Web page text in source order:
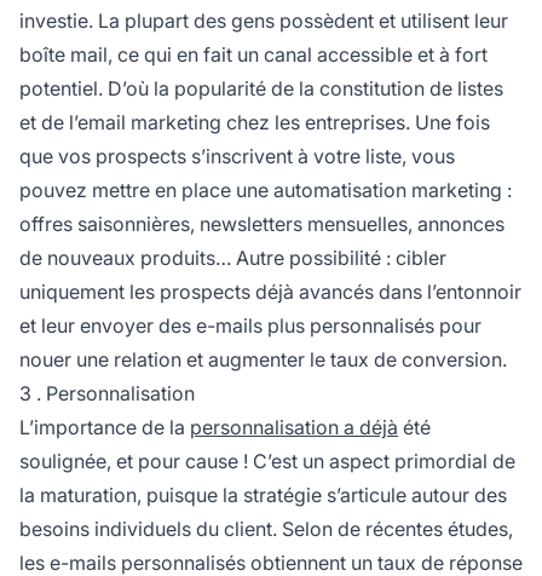
investie. La plupart des gens possèdent et utilisent leur
boîte mail, ce qui en fait un canal accessible et à fort
potentiel. D’où la popularité de la constitution de listes
et de l’email marketing chez les entreprises. Une fois
que vos prospects s’inscrivent à votre liste, vous
pouvez mettre en place une automatisation marketing :
offres saisonnières, newsletters mensuelles, annonces
de nouveaux produits… Autre possibilité : cibler
uniquement les prospects déjà avancés dans l’entonnoir
et leur envoyer des e-mails plus personnalisés pour
nouer une relation et augmenter le taux de conversion.
3 . Personnalisation
L’importance de la personnalisation a déjà été
soulignée, et pour cause ! C’est un aspect primordial de
la maturation, puisque la stratégie s’articule autour des
besoins individuels du client. Selon de récentes études,
les e-mails personnalisés obtiennent un taux de réponse